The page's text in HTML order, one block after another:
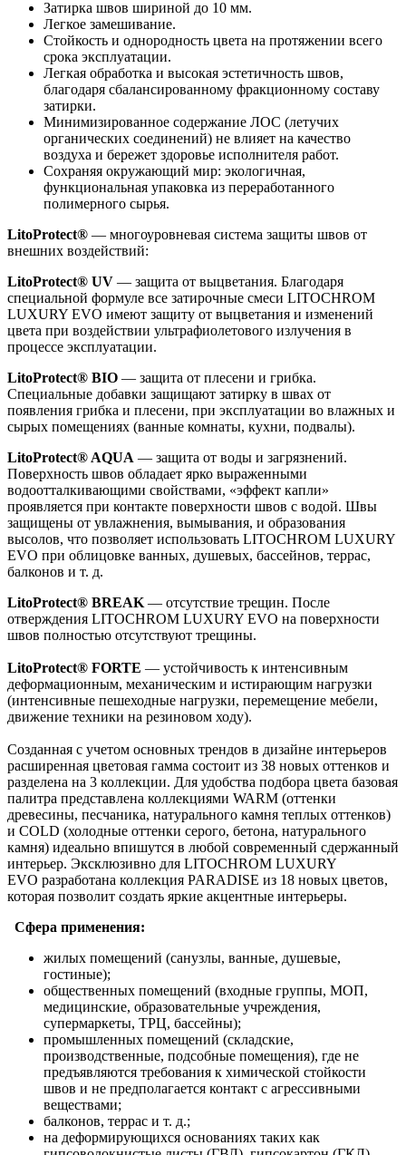
Затирка швов шириной до 10 мм.
Легкое замешивание.
Стойкость и однородность цвета на протяжении всего
срока эксплуатации.
Легкая обработка и высокая эстетичность швов,
благодаря сбалансированному фракционному составу
затирки.
Минимизированное содержание ЛОС (летучих
органических соединений) не влияет на качество
воздуха и бережет здоровье исполнителя работ.
Сохраняя окружающий мир: экологичная,
функциональная упаковка из переработанного
полимерного сырья.
LitoProtect® — многоуровневая система защиты швов от
внешних воздействий:
LitoProtect® UV — защита от выцветания. Благодаря
специальной формуле все затирочные смеси LITOCHROM
LUXURY EVO имеют защиту от выцветания и изменений
цвета при воздействии ультрафиолетового излучения в
процессе эксплуатации.
LitoProtect® BIO — защита от плесени и грибка.
Специальные добавки защищают затирку в швах от
появления грибка и плесени, при эксплуатации во влажных и
сырых помещениях (ванные комнаты, кухни, подвалы).
LitoProtect® AQUA — защита от воды и загрязнений.
Поверхность швов обладает ярко выраженными
водоотталкивающими свойствами, «эффект капли»
проявляется при контакте поверхности швов с водой. Швы
защищены от увлажнения, вымывания, и образования
высолов, что позволяет использовать LITOCHROM LUXURY
EVO при облицовке ванных, душевых, бассейнов, террас,
балконов и т. д.
LitoProtect® BREAK — отсутствие трещин. После
отверждения LITOCHROM LUXURY EVO на поверхности
швов полностью отсутствуют трещины.
LitoProtect® FORTE — устойчивость к интенсивным
деформационным, механическим и истирающим нагрузки
(интенсивные пешеходные нагрузки, перемещение мебели,
движение техники на резиновом ходу).
Созданная с учетом основных трендов в дизайне интерьеров
расширенная цветовая гамма состоит из 38 новых оттенков и
разделена на 3 коллекции. Для удобства подбора цвета базовая
палитра представлена коллекциями WARM (оттенки
древесины, песчаника, натурального камня теплых оттенков)
и COLD (холодные оттенки серого, бетона, натурального
камня) идеально впишутся в любой современный сдержанный
интерьер. Эксклюзивно для LITOCHROM LUXURY
EVO разработана коллекция PARADISE из 18 новых цветов,
которая позволит создать яркие акцентные интерьеры.
Сфера применения:
жилых помещений (санузлы, ванные, душевые,
гостиные);
общественных помещений (входные группы, МОП,
медицинские, образовательные учреждения,
супермаркеты, ТРЦ, бассейны);
промышленных помещений (складские,
производственные, подсобные помещения), где не
предъявляются требования к химической стойкости
швов и не предполагается контакт с агрессивными
веществами;
балконов, террас и т. д.;
на деформирующихся основаниях таких как